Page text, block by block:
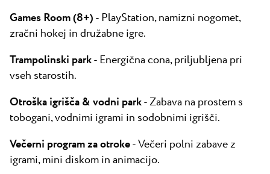
Games Room (8+)- PlayStation, namizni nogomet,
zračni hokej in družabne igre.
Trampolinski park- Energična cona, priljubljena pri
vseh starostih.
Otroška igrišča & vodni park- Zabava na prostem s
tobogani, vodnimi igrami in sodobnimi igrišči.
Večerni program za otroke- Večeri polni zabave z
igrami, mini diskom in animacijo.